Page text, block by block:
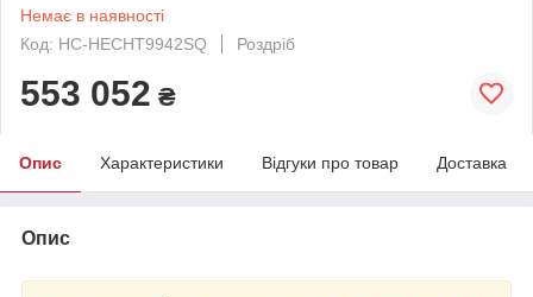
Немає в наявності
Код: HC-HECHT9942SQ
Роздріб
553 052 ₴
Опис Характеристики Відгуки про товар Доставка
Опис